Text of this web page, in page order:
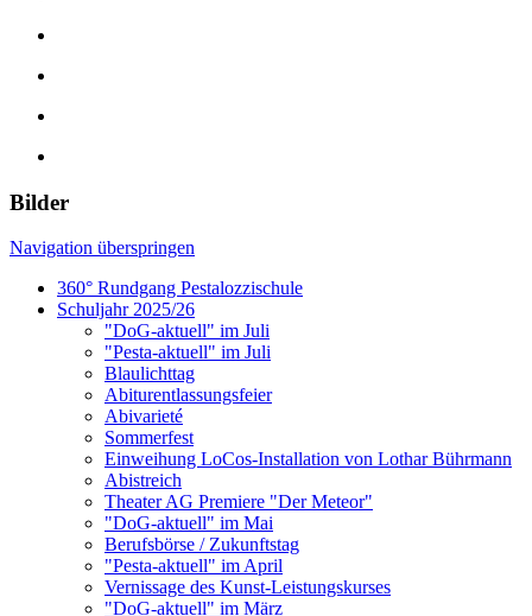
Bilder
Navigation überspringen
360° Rundgang Pestalozzischule
Schuljahr 2025/26
"DoG-aktuell" im Juli
"Pesta-aktuell" im Juli
Blaulichttag
Abiturentlassungsfeier
Abivarieté
Sommerfest
Einweihung LoCos-Installation von Lothar Bührmann
Abistreich
Theater AG Premiere "Der Meteor"
"DoG-aktuell" im Mai
Berufsbörse / Zukunftstag
"Pesta-aktuell" im April
Vernissage des Kunst-Leistungskurses
"DoG-aktuell" im März